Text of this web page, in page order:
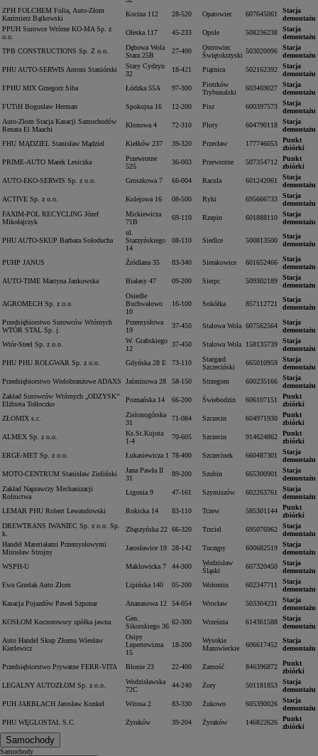
ZPH FOLCHEM Folia, Auto-Złom
Kazimierz Bątkowski
Kocina 112 28-520 Opatowiec 607645061
Stacja
demontażu
PPUH Surowce Wtórne KO-MA Sp. z
o.o.
Oleska 117 45-233 Opole 508236238
Stacja
demontażu
TPB CONSTRUCTIONS Sp. Z o.o.
Dębowa Wola
Stara 25B
27-400
Ostrowiec
Świętokrzyski
503020096
Stacja
demontażu
PHU AUTO-SERWIS Antoni Staniórski
Stary Cydzyn
32
18-421 Piątnica 502162392
Stacja
demontażu
FPHU MIX Grzegorz Siba
Łódzka 55A 97-300
Piotrków
Trybunalski
603469027
Stacja
demontażu
FUTiH Bogusław Herman
Spokojna 16 12-200 Pisz 600397573
Stacja
demontażu
Auto-Złom Stacja Kasacji Samochodów
Renata El Maachi
Klonowa 4 72-310 Płoty 604790118
Stacja
demontażu
FHU MĄDZIEL Stanisław Mądziel
Kiełków 237 39-320 Przecław 177746053
Punkt
zbiórki
PRIME-AUTO Marek Lesiczka
Przewrotne
525
36-003 Przewrotne 507354712
Punkt
zbiórki
AUTO-EKO-SERWIS Sp. z o.o.
Groszkowa 7 66-004 Racula 601242061
Stacja
demontażu
ACTIVE Sp. z o.o.
Kolejowa 16 08-500 Ryki 695666733
Stacja
demontażu
FAXIM-POL RECYCLING Józef
Mikołajczyk
Mickiewicza
71B
69-110 Rzepin 601888110
Stacja
demontażu
PHU AUTO-SKUP Barbara Sołoducha
ul.
Starzyńskiego
14
08-110 Siedlce 500813500
Stacja
demontażu
PUHP JANUS Źródlana 35 83-340 Sierakowice 601652466
Stacja
demontażu
AUTO-TIME Martyna Jankowska
Białasy 47 09-200 Sierpc 509302189
Stacja
demontażu
AGROMECH Sp. z o.o.
Osiedle
Buchwałowo
10
16-100 Sokółka 857112721
Stacja
demontażu
Przedsiębiorstwo Surowców Wtórnych
WTÓR STAL Sp. j.
Przemysłowa
19
37-450 Stalowa Wola 607562564
Stacja
demontażu
Wtór-Steel Sp. z o.o.
W. Grabskiego
12
37-450 Stalowa Wola 158135739
Stacja
demontażu
PHU PHU ROLGWAR Sp. z o.o.
Gdyńska 28 E 73-110
Stargard
Szczeciński
665010959
Stacja
demontażu
Przedsiębiorstwo Wielobranżowe ADAXS
Jaśminowa 28 58-150 Strzegom 600235166
Stacja
demontażu
Zakład Surowców Wtórnych „ODZYSK”
Elżbieta Tołłoczko
Poznańska 14 66-200 Świebodzin 606107151
Punkt
zbiórki
ZŁOMIX s.c.
Zielonogórska
31
71-084 Szczecin 604971930
Punkt
zbiórki
ALMEX Sp. z o.o.
Ks.St.Kujota
1-4
70-605 Szczecin 914624862
Punkt
zbiórki
ERGE-MET Sp. z o.o.
Łukasiewicza 1 78-400 Szczecinek 660487301
Stacja
demontażu
MOTO-CENTRUM Stanisław Zieliński
Jana Pawła II
31
89-200 Szubin 665300901
Stacja
demontażu
Zakład Naprawczy Mechanizacji
Rolnictwa
Ligonia 9 47-161 Szymiszów 602263761
Stacja
demontażu
LEMAR PHU Robert Lewandowski
Rokicka 14 83-110 Tczew 585301144
Punkt
zbiórki
DREWTRANS IWANIEC Sp. z o.o. Sp.
k.
Zbąszyńska 22 66-320 Trzciel 695076962
Stacja
demontażu
Handel Materiałami Przemysłowymi
Mirosław Strojny
Jarosławice 19 28-142 Tuczępy 600682519
Stacja
demontażu
WSPH-U
Maklowicka 7 44-300
Wodzisław
Śląski
607320450
Stacja
demontażu
Ewa Grzelak Auto Złom
Lipińska 140 05-200 Wołomin 602347711
Stacja
demontażu
Kasacja Pojazdów Paweł Szponar
Ananasowa 12 54-054 Wrocław 503304231
Stacja
demontażu
KOSŁOM Koczorowscy spółka jawna
Gen.
Sikorskiego 36
62-300 Września 614361588
Stacja
demontażu
Auto Handel Skup Złomu Wiesław
Kierlewicz
Osipy
Lepertowizna
15
18-200
Wysokie
Mazowieckie
606617452
Stacja
demontażu
Przedsiębiorstwo Prywatne FERR-VITA Błonie 23 22-400 Zamość 846396872
Punkt
zbiórki
LEGALNY AUTOZŁOM Sp. z o.o.
Wodzisławska
72C
44-240 Żory 501181853
Stacja
demontażu
PUH JARBLACH Jarosław Konkel
Witosa 2 83-330 Żukowo 605390026
Stacja
demontażu
PHU WĘGLOSTAL S.C.
Żyraków 39-204 Żyraków 146822626
Punkt
zbiórki
Samochody
Samochody